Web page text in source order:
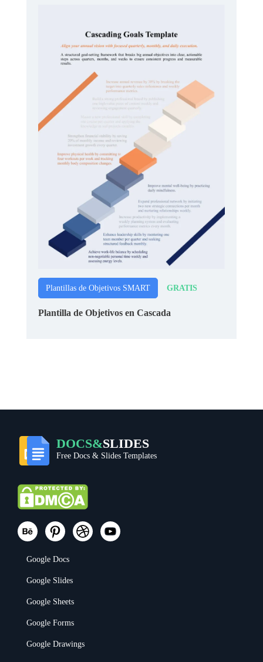
Plantillas de Objetivos SMART GRATIS
Plantilla de Objetivos en Cascada
DOCS&SLIDES
Free Docs & Slides Templates
Google Docs
Google Slides
Google Sheets
Google Forms
Google Drawings